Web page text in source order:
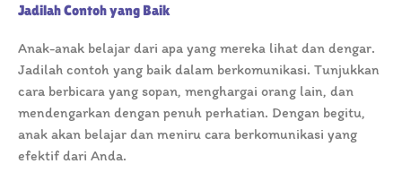
Jadilah Contoh yang Baik
Anak-anak belajar dari apa yang mereka lihat dan dengar.
Jadilah contoh yang baik dalam berkomunikasi. Tunjukkan
cara berbicara yang sopan, menghargai orang lain, dan
mendengarkan dengan penuh perhatian. Dengan begitu,
anak akan belajar dan meniru cara berkomunikasi yang
efektif dari Anda.